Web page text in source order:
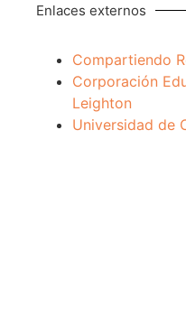
Enlaces externos
Compartiendo
Corporación
Leighton
Universidad de